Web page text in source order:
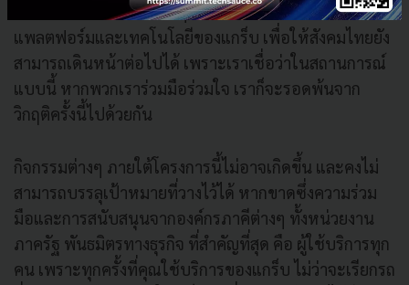
และการเข้าถึงบริการต่างๆ ที่จำเป็นในชีวิตประจำวัน บน
แพลตฟอร์มและเทคโนโลยีของแกร็บ เพื่อให้สังคมไทยยัง
สามารถเดินหน้าต่อไปได้ เพราะเราเชื่อว่าในสถานการณ์
แบบนี้ หากพวกเราร่วมมือร่วมใจ เราก็จะรอดพ้นจาก
วิกฤติครั้งนี้ไปด้วยกัน
กิจกรรมต่างๆ ภายใต้โครงการนี้ไม่อาจเกิดขึ้น และคงไม่
สามารถบรรลุเป้าหมายที่วางไว้ได้ หากขาดซึ่งความร่วม
มือและการสนับสนุนจากองค์กรภาคีต่างๆ ทั้งหน่วยงาน
ภาครัฐ พันธมิตรทางธุรกิจ ที่สำคัญที่สุด คือ ผู้ใช้บริการทุก
คน เพราะทุกครั้งที่คุณใช้บริการของแกร็บ ไม่ว่าจะเรียกรถ